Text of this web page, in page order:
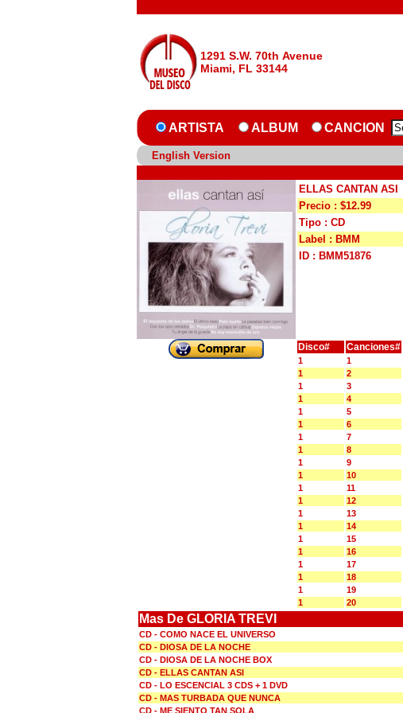
1291 S.W. 70th Avenue
Miami, FL 33144
ARTISTA ALBUM CANCION
English Version
ELLAS CANTAN ASI
Precio : $12.99
Tipo : CD
Label : BMM
ID : BMM51876
Disco# Canciones#
1 1
1
2
1
3
1
4
1
5
1
6
1
7
1
8
1
9
1
10
1
11
1
12
1
13
1
14
1
15
1
16
1
17
1
18
1
19
1
20
Mas De GLORIA TREVI
CD - COMO NACE EL UNIVERSO
CD - DIOSA DE LA NOCHE
CD - DIOSA DE LA NOCHE BOX
CD - ELLAS CANTAN ASI
CD - LO ESCENCIAL 3 CDS + 1 DVD
CD - MAS TURBADA QUE NUNCA
CD - ME SIENTO TAN SOLA